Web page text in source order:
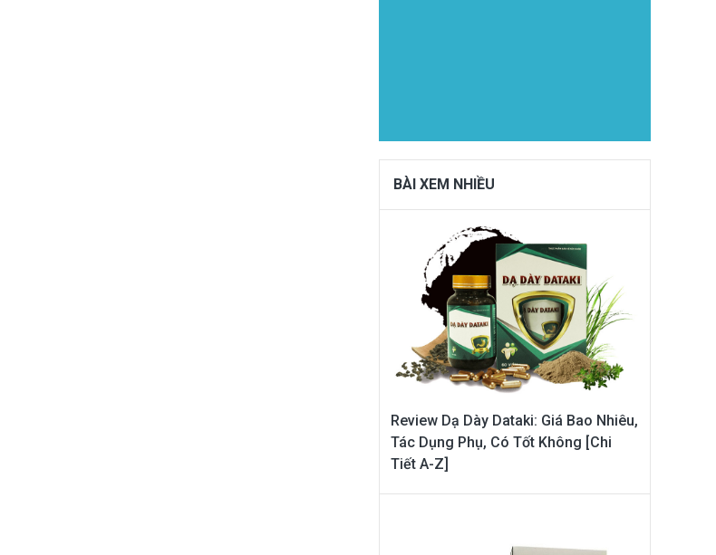
BÀI XEM NHIỀU
Review Dạ Dày Dataki: Giá Bao Nhiêu,
Tác Dụng Phụ, Có Tốt Không [Chi
Tiết A-Z]